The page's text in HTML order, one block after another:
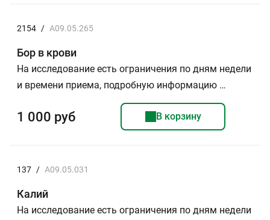
2154 / A09.05.265
Бор в крови
На исследование есть ограничения по дням недели
и времени приема, подробную информацию …
1 000 руб В корзину
137 / A09.05.031
Калий
На исследование есть ограничения по дням недели